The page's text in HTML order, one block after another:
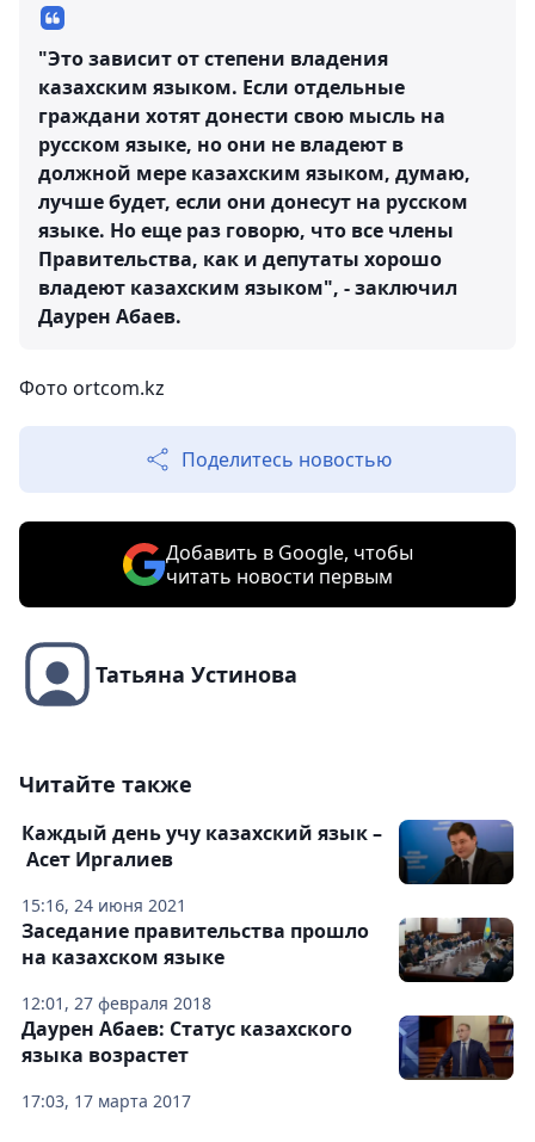
"Это зависит от степени владения
казахским языком. Если отдельные
граждани хотят донести свою мысль на
русском языке, но они не владеют в
должной мере казахским языком, думаю,
лучше будет, если они донесут на русском
языке. Но еще раз говорю, что все члены
Правительства, как и депутаты хорошо
владеют казахским языком", - заключил
Даурен Абаев.
Фото ortcom.kz
Поделитесь новостью
Добавить в Google, чтобы
читать новости первым
Татьяна Устинова
Читайте также
15:16, 24 июня 2021
Каждый день учу казахский язык –
Асет Иргалиев
12:01, 27 февраля 2018
Заседание правительства прошло
на казахском языке
17:03, 17 марта 2017
Даурен Абаев: Статус казахского
языка возрастет